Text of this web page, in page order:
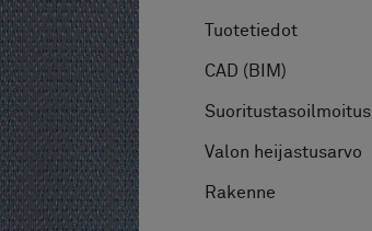
Tuotetiedot
CAD (BIM)
Suoritustasoilmoitus
Valon heijastusarvo
Rakenne